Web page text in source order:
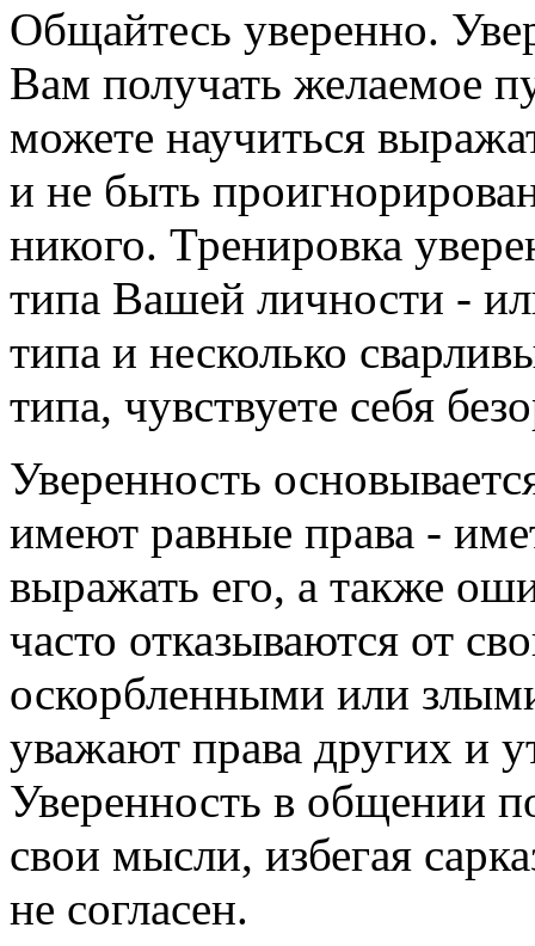
Общайтесь уверенно.
Вам получать желаемое
можете научиться
и не быть
никого. Тренировка
типа Вашей личности -
типа и несколько
типа, чувствуете себя
Уверенность
имеют равные права -
выражать его, а также
часто отказываются от
оскорбленными или
уважают права других и
Уверенность в общении
свои мысли, избегая
не согласен.